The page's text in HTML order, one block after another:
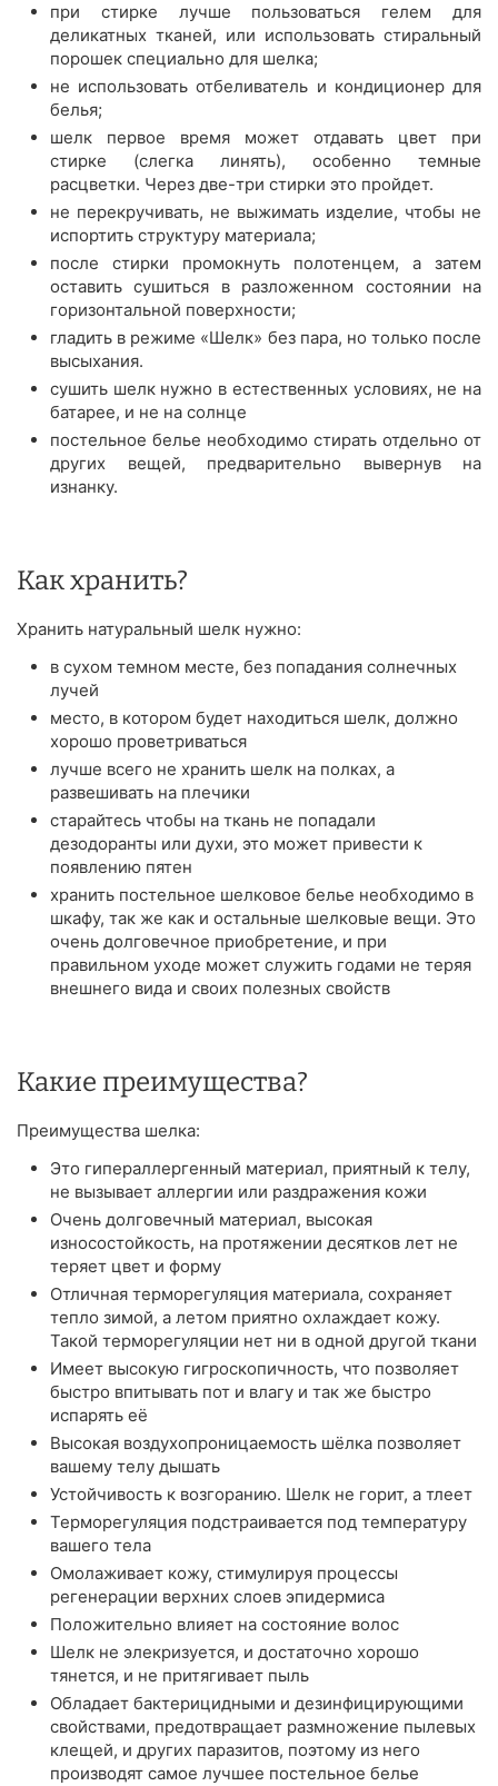
при стирке лучше пользоваться гелем для
деликатных тканей, или использовать стиральный
порошек специально для шелка;
не использовать отбеливатель и кондиционер для
белья;
шелк первое время может отдавать цвет при
стирке (слегка линять), особенно темные
расцветки. Через две-три стирки это пройдет.
не перекручивать, не выжимать изделие, чтобы не
испортить структуру материала;
после стирки промокнуть полотенцем, а затем
оставить сушиться в разложенном состоянии на
горизонтальной поверхности;
гладить в режиме «Шелк» без пара, но только после
высыхания.
сушить шелк нужно в естественных условиях, не на
батарее, и не на солнце
постельное белье необходимо стирать отдельно от
других вещей, предварительно вывернув на
изнанку.
Как хранить?
Хранить натуральный шелк нужно:
в сухом темном месте, без попадания солнечных
лучей
место, в котором будет находиться шелк, должно
хорошо проветриваться
лучше всего не хранить шелк на полках, а
развешивать на плечики
старайтесь чтобы на ткань не попадали
дезодоранты или духи, это может привести к
появлению пятен
хранить постельное шелковое белье необходимо в
шкафу, так же как и остальные шелковые вещи. Это
очень долговечное приобретение, и при
правильном уходе может служить годами не теряя
внешнего вида и своих полезных свойств
Какие преимущества?
Преимущества шелка:
Это гипераллергенный материал, приятный к телу,
не вызывает аллергии или раздражения кожи
Очень долговечный материал, высокая
износостойкость, на протяжении десятков лет не
теряет цвет и форму
Отличная терморегуляция материала, сохраняет
тепло зимой, а летом приятно охлаждает кожу.
Такой терморегуляции нет ни в одной другой ткани
Имеет высокую гигроскопичность, что позволяет
быстро впитывать пот и влагу и так же быстро
испарять её
Высокая воздухопроницаемость шёлка позволяет
вашему телу дышать
Устойчивость к возгоранию. Шелк не горит, а тлеет
Терморегуляция подстраивается под температуру
вашего тела
Омолаживает кожу, стимулируя процессы
регенерации верхних слоев эпидермиса
Положительно влияет на состояние волос
Шелк не элекризуется, и достаточно хорошо
тянется, и не притягивает пыль
Обладает бактерицидными и дезинфицирующими
свойствами, предотвращает размножение пылевых
клещей, и других паразитов, поэтому из него
производят самое лучшее постельное белье